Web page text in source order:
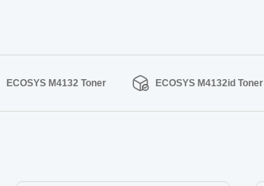
ECOSYS M4132 Toner ECOSYS M4132id Toner